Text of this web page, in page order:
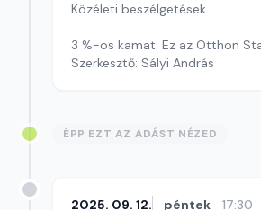
Közéleti beszélgetések
3 %-os kamat. Ez az Otthon
Szerkesztő: Sályi András
ÉPP EZT AZ ADÁST NÉZED
2025. 09. 12. péntek 17:30